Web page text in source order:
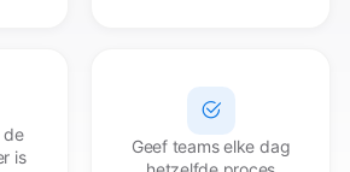
de
is
Geef teams elke dag